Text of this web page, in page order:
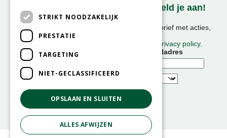
Onze nieuwsbrief ontvangen? Meld je aan!
Ontvang ongeveer 1x per week onze nieuwsbrief met acties,
We slaan uw gegevens op conform onze
privacy policy.
Voornaam
E-mailadres
STRIKT NOODZAKELIJK
PRESTATIE
TARGETING
NIET-GECLASSIFICEERD
OPSLAAN EN SLUITEN
ALLES AFWIJZEN